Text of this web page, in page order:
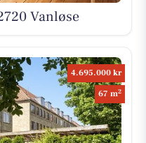
Vanløse
4.695.000 kr
67 m2